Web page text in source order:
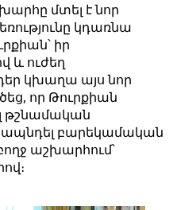
մտել է նոր
կդառնա
իր
և ուժեղ
կխաղա այս նոր
որ Թուրքիան
թշնամական
բարեկամական
աշխարհում՝